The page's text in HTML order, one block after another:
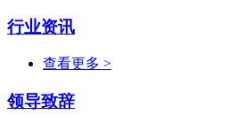
行业资讯
查看更多 >
领导致辞